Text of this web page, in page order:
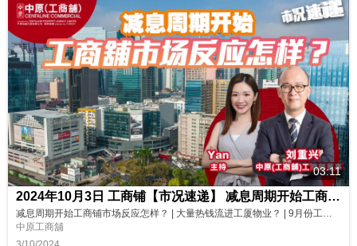
03:11
2024年10月3日 工商铺【市况速递】 减息周期开始工商铺市场反应怎样 大量热钱流进工厦物业？
减息周期开始工商铺市场反应怎样？ | 大量热钱流进工厦物业？ | 9月份工商铺数据 |【市况速递】| 中原工商铺 | 20241003 相隔4年，减息周期终于又再开始，工商铺市场有什么反应？9月份数据又反映出什么？踏入第4季，为什么工商物业可看高一线？立即看看我们最新的分析及展望！ 主持: Yan
中原工商舖